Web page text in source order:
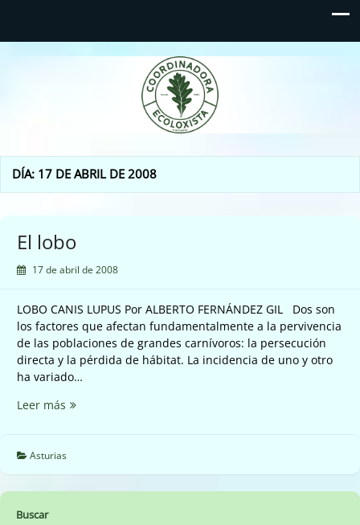
Coordinadora Ecoloxista
d'Asturies
DÍA: 17 DE ABRIL DE 2008
El lobo
17 de abril de 2008
LOBO CANIS LUPUS Por ALBERTO FERNÁNDEZ GIL Dos son
los factores que afectan fundamentalmente a la pervivencia
de las poblaciones de grandes carnívoros: la persecución
directa y la pérdida de hábitat. La incidencia de uno y otro
ha variado…
Leer más El
Asturias
Buscar